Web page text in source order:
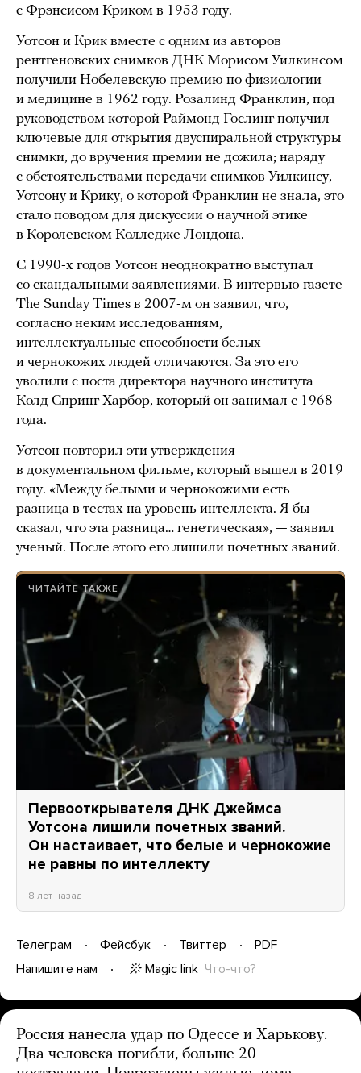
с Фрэнсисом Криком в 1953 году.
Уотсон и Крик вместе с одним из авторов
рентгеновских снимков ДНК Морисом Уилкинсом
получили Нобелевскую премию по физиологии
и медицине в 1962 году. Розалинд Франклин, под
руководством которой Раймонд Гослинг получил
ключевые для открытия двуспиральной структуры
снимки, до вручения премии не дожила; наряду
с обстоятельствами передачи снимков Уилкинсу,
Уотсону и Крику, о которой Франклин не знала, это
стало поводом для дискуссии о научной этике
в Королевском Колледже Лондона.
С 1990-х годов Уотсон неоднократно выступал
со скандальными заявлениями. В интервью газете
The Sunday Times в 2007-м он заявил, что,
согласно неким исследованиям,
интеллектуальные способности белых
и чернокожих людей отличаются. За это его
уволили с поста директора научного института
Колд Спринг Харбор, который он занимал с 1968
года.
Уотсон повторил эти утверждения
в документальном фильме, который вышел в 2019
году. «Между белыми и чернокожими есть
разница в тестах на уровень интеллекта. Я бы
сказал, что эта разница… генетическая», — заявил
ученый. После этого его лишили почетных званий.
ЧИТАЙТЕ ТАКЖЕ
Первооткрывателя ДНК Джеймса
Уотсона лишили почетных званий.
Он настаивает, что белые и чернокожие
не равны по интеллекту
8 лет назад
Телеграм Фейсбук Твиттер
PDF
Напишите нам
Magic link Что-что?
Россия нанесла удар по Одессе и Харькову.
Два человека погибли, больше 20